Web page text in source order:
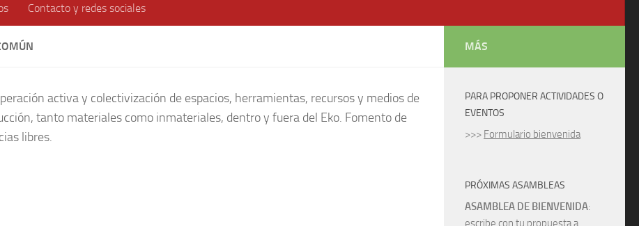
Contacto y redes sociales
activa y colectivización de espacios, herramientas, recursos y medios de
tanto materiales como inmateriales, dentro y fuera del Eko. Fomento de
libres.
MÁS
PARA PROPONER ACTIVIDADES O
EVENTOS
>>> Formulario bienvenida
PRÓXIMAS ASAMBLEAS
ASAMBLEA DE BIENVENIDA:
escribe con tu propuesta a